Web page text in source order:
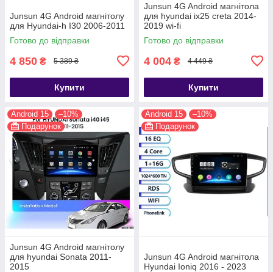
Junsun 4G Android магнітолу
для Hyundai-h I30 2006-2011
Готово до відправки
4 850 ₴ 5 389 ₴
Купити
Junsun 4G Android магнітола
для hyundai ix25 creta 2014-
2019 wi-fi
Готово до відправки
4 004 ₴ 4 449 ₴
Купити
Android 15
–10%
Подарунок
Junsun 4G Android магнітолу
для hyundai Sonata 2011-
2015
Android 15
–10%
Подарунок
Junsun 4G Android магнітола
Hyundai Ioniq 2016 - 2023